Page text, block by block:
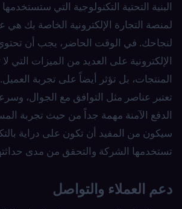
البنية التحتية التكنولوجية التي
لمنصة التجارة الإلكترونية الخاصة بك
لنجاحك. في الوقت الحاضر، يجب أن
الإلكترونية على العديد من الميزات التي
المنتجات، بل تؤثر أيضاً على تجربة
تعتبر عناصر مثل التوافق مع الجوال،
الدفع الآمنة مهمة جداً من حيث تجربة
سيكون من المفيد أن تكون على دراية
تستخدمها الشركة والتحقق من مدى
دعم العملاء والتواصل